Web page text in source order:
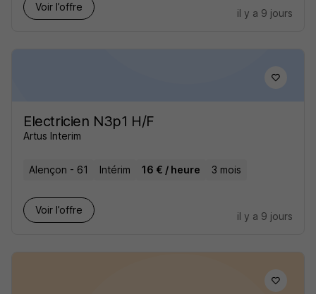
Voir l’offre
il y a 9 jours
Electricien N3p1 H/F
Artus Interim
Alençon - 61 Intérim 16 € / heure 3 mois
Voir l’offre
il y a 9 jours